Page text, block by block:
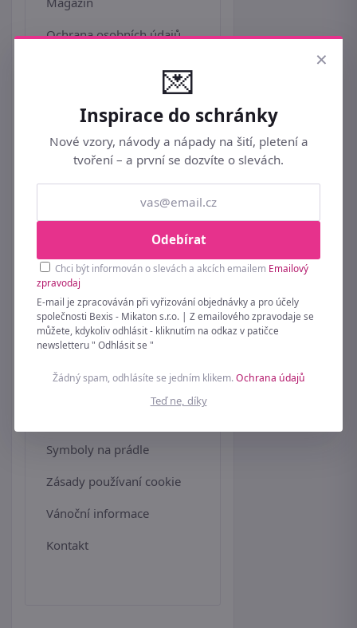
Ochrana osobních údajů
Platba kreditní kartou
Platba předem na účet
Jak uplatnit slevový kód
Dárek k objednávce
Velkoobchod
Affiliate
Seznam všech značek
Soutěžní podmínky
Symboly na prádle
Zásady používaní cookie
Vánoční informace
Kontakt
×
💌
Inspirace do schránky
Nové vzory, návody a nápady na šití, pletení a
tvoření – a první se dozvíte o slevách.
Odebírat
Chci být informován o slevách a akcích emailem Emailový
zpravodaj
E-mail je zpracováván při vyřizování objednávky a pro účely
společnosti Bexis - Mikaton s.r.o. | Z emailového zpravodaje se
můžete, kdykoliv odhlásit - kliknutím na odkaz v patičce
newsletteru " Odhlásit se "
Žádný spam, odhlásíte se jedním klikem.Ochrana údajů
Teď ne, díky